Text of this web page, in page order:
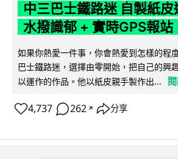
中三巴士鐵路迷 自製紙皮
水撥識郁 + 實時GPS報站
如果你熱愛一件事，你會熱愛到怎樣的程
巴士鐵路迷，選擇由零開始，把自己的興
以運作的作品。他以紙皮親手製作出...
4,737 262 ↗ 分享